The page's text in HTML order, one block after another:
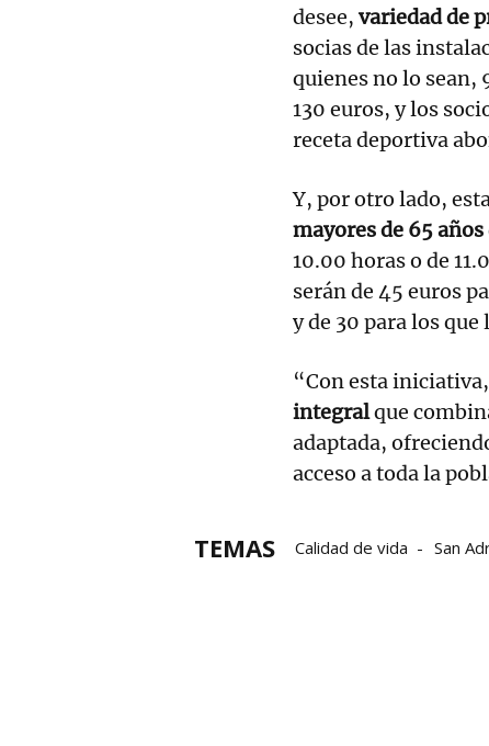
desee, variedad de
socias de las
quienes no lo sean,
130 euros, y los
receta deportiva
Y, por otro lado,
mayores de 65 años
10.00 horas o de
serán de 45 euros
y de 30 para los que
“Con esta
integralque
adaptada,
acceso a toda la
TEMAS Calidad de vida San